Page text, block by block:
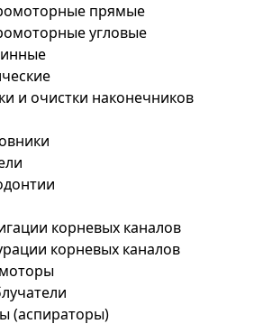
прямые
угловые
и очистки наконечников
корневых каналов
корневых каналов
(аспираторы)